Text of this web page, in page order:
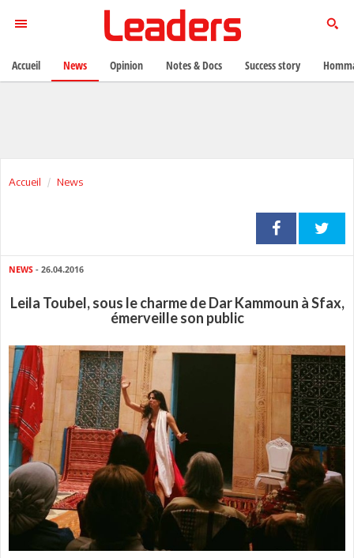
Accueil News
NEWS - 26.04.2016
Leila Toubel, sous le charme de Dar Kammoun à Sfax,
émerveille son public
Accueil News Opinion Notes & Docs Success story